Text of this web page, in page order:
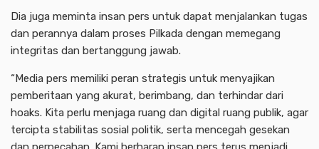
Dia juga meminta insan pers untuk dapat menjalankan tugas
dan perannya dalam proses Pilkada dengan memegang
integritas dan bertanggung jawab.
“Media pers memiliki peran strategis untuk menyajikan
pemberitaan yang akurat, berimbang, dan terhindar dari
hoaks. Kita perlu menjaga ruang dan digital ruang publik, agar
tercipta stabilitas sosial politik, serta mencegah gesekan